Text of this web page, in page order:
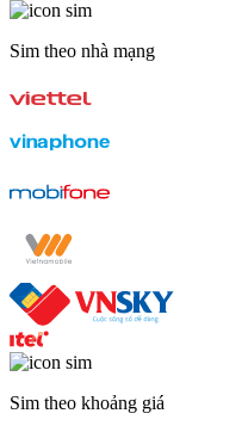
Sim theo nhà mạng
Sim theo khoảng giá